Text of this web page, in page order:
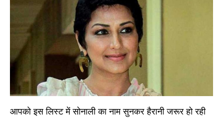
आपको इस लिस्ट में सोनाली का नाम सुनकर हैरानी जरूर हो रही